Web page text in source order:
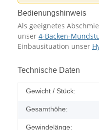
Bedienungshinweis
Als geeignetes
unser 4-Backen-
Einbausituation unser
Technische Daten
Gewicht / Stück:
Gesamthöhe:
Gewindelänge: